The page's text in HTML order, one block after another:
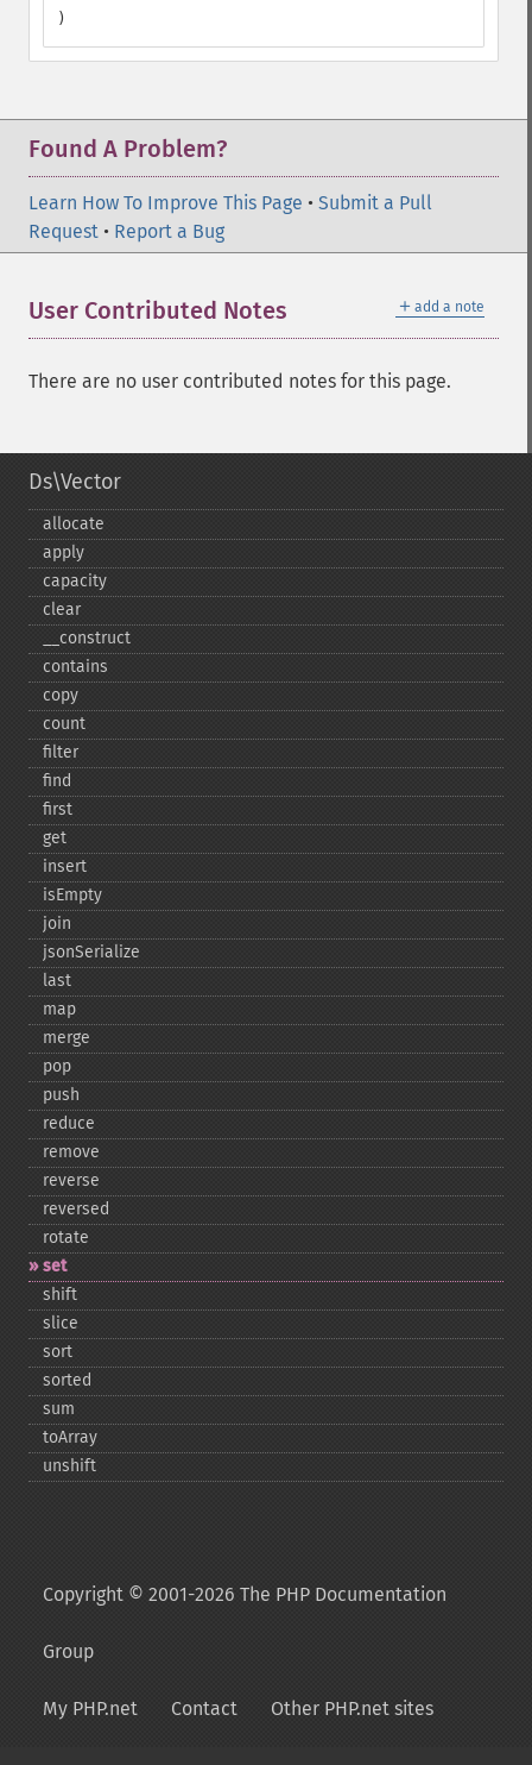
)
Found A Problem?
Learn How To Improve This Page • Submit a Pull
Request • Report a Bug
＋ add a note
User Contributed Notes
There are no user contributed notes for this page.
Ds\Vector
allocate
apply
capacity
clear
_​_​construct
contains
copy
count
filter
find
first
get
insert
isEmpty
join
jsonSerialize
last
map
merge
pop
push
reduce
remove
reverse
reversed
rotate
set
shift
slice
sort
sorted
sum
toArray
unshift
Copyright © 2001-2026 The PHP Documentation
Group
My PHP.net Contact Other PHP.net sites